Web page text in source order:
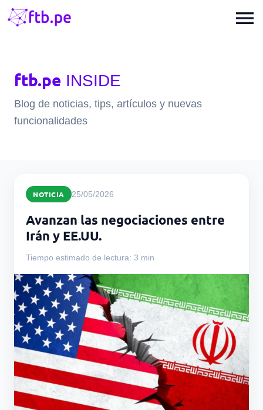
menu
ftb.pe INSIDE
Blog de noticias, tips, artículos y nuevas
funcionalidades
NOTICIA 25/05/2026
Avanzan las negociaciones entre
Irán y EE.UU.
Tiempo estimado de lectura: 3 min